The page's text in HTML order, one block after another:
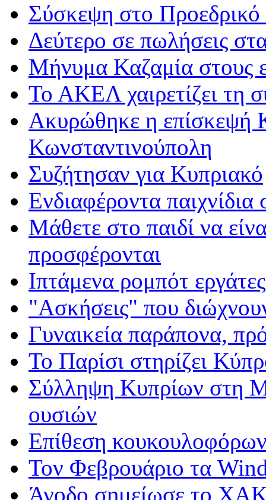
Σύσκεψη στο Προεδρικό
Δεύτερο σε πωλήσεις
Μήνυμα Καζαμία στους
Το ΑΚΕΛ χαιρετίζει τη
Aκυρώθηκε η επίσκεψή
Κωνσταντινούπολη
Συζήτησαν για Κυπριακό
Ενδιαφέροντα
Μάθετε στο παιδί να
προσφέρονται
Ιπτάμενα ρομπότ
"Ασκήσεις" που
Γυναικεία παράπονα,
Το Παρίσι στηρίζει
Σύλληψη Κυπρίων στη
ουσιών
Επίθεση
Τον Φεβρουάριο τα
Άνοδο σημείωσε το